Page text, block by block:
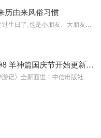
历由来风俗习惯
小猪屏蓬十二生肖神8 羊神篇国庆节开始更新啦！